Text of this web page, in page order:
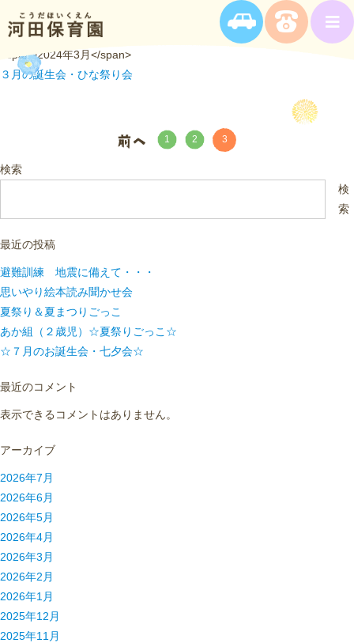
<span>2024年3月</span>
３月の誕生会・ひな祭り会
1 2 3
検索
検
索
最近の投稿
避難訓練 地震に備えて・・・
思いやり絵本読み聞かせ会
夏祭り＆夏まつりごっこ
あか組（２歳児）☆夏祭りごっこ☆
☆７月のお誕生会・七夕会☆
最近のコメント
表示できるコメントはありません。
アーカイブ
2026年7月
2026年6月
2026年5月
2026年4月
2026年3月
2026年2月
2026年1月
2025年12月
2025年11月